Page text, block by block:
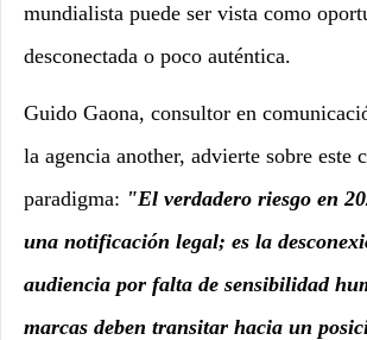
mundialista puede ser vista como
desconectada o poco auténtica.
Guido Gaona, consultor en
la agencia another, advierte sobre este
paradigma: "El verdadero riesgo en
una notificación legal; es la
audiencia por falta de sensibilidad
marcas deben transitar hacia un